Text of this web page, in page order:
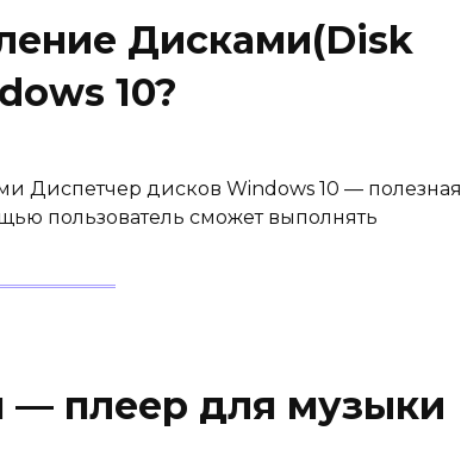
Дисками(Disk
10?
Диспетчер дисков Windows 10 — полезная
пользователь сможет выполнять
плеер для музыки